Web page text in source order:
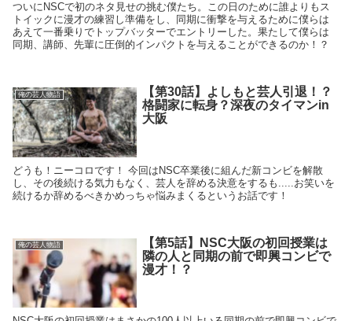
ついにNSCで初のネタ見せの挑む僕たち。この日のために誰よりもス
トイックに漫才の練習し準備をし、同期に衝撃を与えるために僕らは
あえて一番乗りでトップバッターでエントリーした。果たして僕らは
同期、講師、先輩に圧倒的インパクトを与えることができるのか！？
俺の芸人物語
【第30話】よしもと芸人引退！？
格闘家に転身？深夜のタイマンin
大阪
どうも！ニーコロです！ 今回はNSC卒業後に組んだ新コンビを解散
し、その後続ける気力もなく、芸人を辞める決意をするも.....お笑いを
続けるか辞めるべきかめっちゃ悩みまくるというお話です！
俺の芸人物語
【第5話】NSC大阪の初回授業は
隣の人と同期の前で即興コンビで
漫才！？